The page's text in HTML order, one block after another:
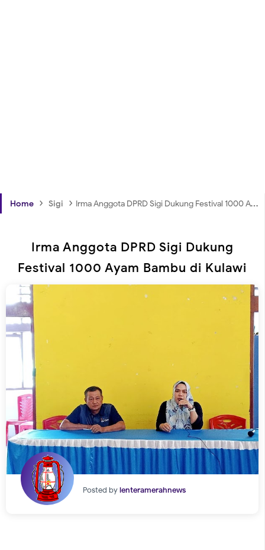
Home › Sigi › Irma Anggota DPRD Sigi Dukung Festival 1000 Ayam Bambu di Kulawi
Irma Anggota DPRD Sigi Dukung
Festival 1000 Ayam Bambu di Kulawi
Posted bylenteramerahnews